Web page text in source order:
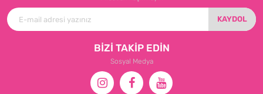
KAYDOL
BİZİ TAKİP EDİN
Sosyal Medya